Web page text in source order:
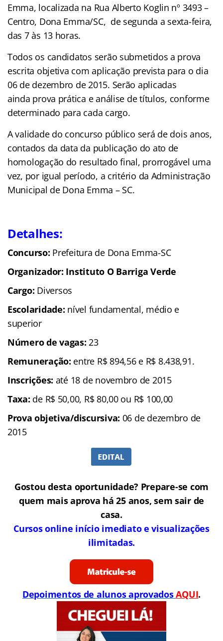
Emma, localizada na Rua Alberto Koglin nº 3493 –
Centro, Dona Emma/SC, de segunda a sexta-feira,
das 7 às 13 horas.
Todos os candidatos serão submetidos a prova
escrita objetiva com aplicação prevista para o dia
06 de dezembro de 2015. Serão aplicadas
ainda prova prática e análise de títulos, conforme
determinado para cada cargo.
A validade do concurso público será de dois anos,
contados da data da publicação do ato de
homologação do resultado final, prorrogável uma
vez, por igual período, a critério da Administração
Municipal de Dona Emma – SC.
Detalhes:
Concurso: Prefeitura de Dona Emma-SC
Organizador: Instituto O Barriga Verde
Cargo: Diversos
Escolaridade: nível fundamental, médio e
superior
Número de vagas: 23
Remuneração: entre R$ 894,56 e R$ 8.438,91.
Inscrições: até 18 de novembro de 2015
Taxa: de R$ 50,00, R$ 80,00 ou R$ 100,00
Prova objetiva/discursiva: 06 de dezembro de
2015
Gostou desta oportunidade? Prepare-se com
quem mais aprova há 25 anos, sem sair de
casa.
Cursos online início imediato e visualizações
ilimitadas.
Depoimentos de alunos aprovadosAQUI.